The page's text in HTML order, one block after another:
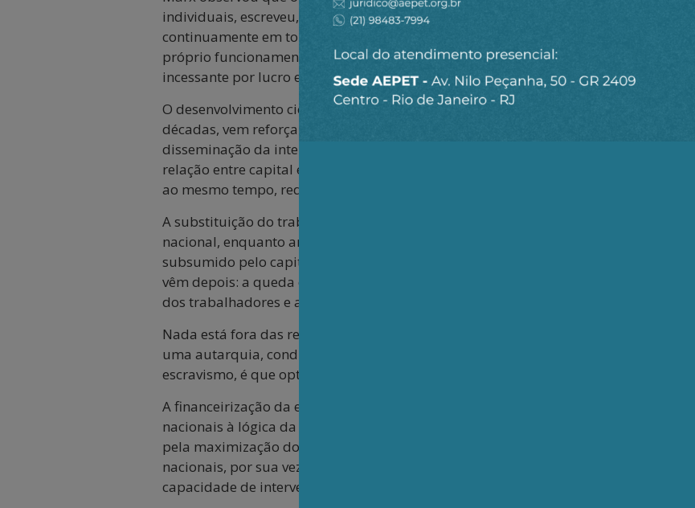
individuais, escreveu, leva à centralização — os maiores absorvem os menores, e o
continuamente em torno de unidades cada vez mais poderosas. Esse movimento
próprio funcionamento do capitalismo. Em sua lógica interna, não há freios
incessante por lucro e expansão sem fim, de que depende.
O desenvolvimento científico e tecnológico, ao tempo em que traz para nossos
décadas, vem reforçar a concentração de renda e riqueza. A chamada quarta
disseminação da inteligência artificial, da automação avançada e das grandes
relação entre capital e trabalho. Empresas intensivas em tecnologia requerem
ao mesmo tempo, reduzem drasticamente os postos de trabalho.
A substituição do trabalho humano por máquinas e algoritmos comprime a
nacional, enquanto amplia os ganhos do capital. O trabalho, antes principal meio
subsumido pelo capital — especialmente o capital financeiro. As consequências,
vêm depois: a queda dos postos de trabalho, o crescimento dos exércitos de
dos trabalhadores e a queda do poder aquisitivo dos salários.
Nada está fora das regras de funcionamento do capitalismo, e isso nos diz que o
uma autarquia, condicionado que está por opções políticas. A classe dominante
escravismo, é que optou por este sistema, e o sustenta qualquer preço, como nos
A financeirização da economia, traço marcante do capitalismo globalizado,
nacionais à lógica da valorização financeira e, assim, desfaz-se dos projetos de
pela maximização do valor para o acionista, especialmente por meio da
nacionais, por sua vez, tornam-se cada vez mais condicionados pelos mercados
capacidade de intervenção redistributiva.